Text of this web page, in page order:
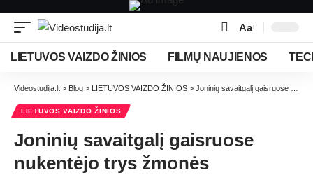
Aa
LIETUVOS VAIZDO ŽINIOS FILMŲ NAUJIENOS
Videostudija.lt > Blog > LIETUVOS VAIZDO ŽINIOS > Joninių savaitgalį gaisruose nukentėjo trys žmonės
LIETUVOS VAIZDO ŽINIOS
Joninių savaitgalį gaisruose
nukentėjo trys žmonės